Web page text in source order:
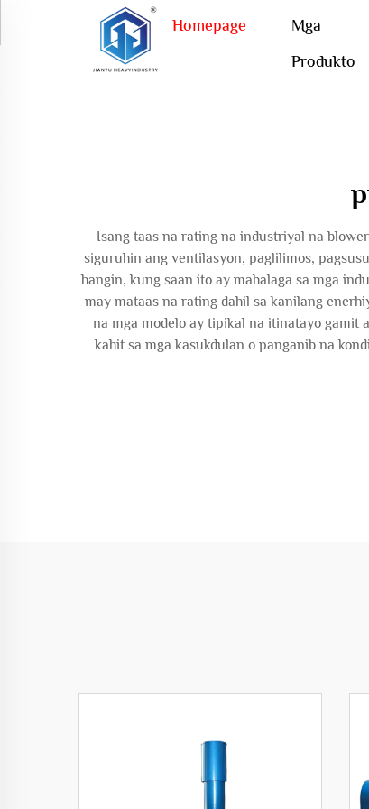
Homepage
Mga
Produkto
Isang taas na rating na industriyal na
siguruhin ang ventilasyon, paglilimos,
hangin, kung saan ito ay mahalaga sa mga
may mataas na rating dahil sa kanilang
na mga modelo ay tipikal na itinatayo gamit
kahit sa mga kasukdulan o panganib na